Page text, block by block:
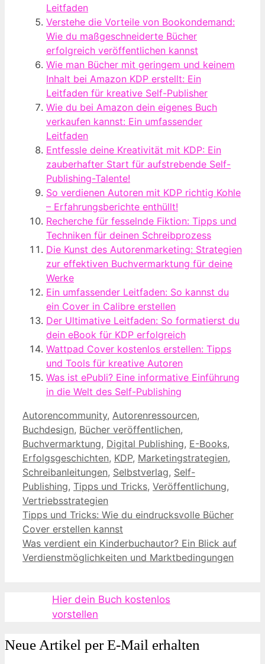
Leitfaden
Verstehe die Vorteile von Bookondemand:
Wie du maßgeschneiderte Bücher
erfolgreich veröffentlichen kannst
Wie man Bücher mit geringem und keinem
Inhalt bei Amazon KDP erstellt: Ein
Leitfaden für kreative Self-Publisher
Wie du bei Amazon dein eigenes Buch
verkaufen kannst: Ein umfassender
Leitfaden
Entfessle deine Kreativität mit KDP: Ein
zauberhafter Start für aufstrebende Self-
Publishing-Talente!
So verdienen Autoren mit KDP richtig Kohle
– Erfahrungsberichte enthüllt!
Recherche für fesselnde Fiktion: Tipps und
Techniken für deinen Schreibprozess
Die Kunst des Autorenmarketing: Strategien
zur effektiven Buchvermarktung für deine
Werke
Ein umfassender Leitfaden: So kannst du
ein Cover in Calibre erstellen
Der Ultimative Leitfaden: So formatierst du
dein eBook für KDP erfolgreich
Wattpad Cover kostenlos erstellen: Tipps
und Tools für kreative Autoren
Was ist ePubli? Eine informative Einführung
in die Welt des Self-Publishing
Kategorien
Autorencommunity, Autorenressourcen,
Buchdesign, Bücher veröffentlichen,
Buchvermarktung, Digital Publishing, E-Books,
Erfolgsgeschichten, KDP, Marketingstrategien,
Schreibanleitungen, Selbstverlag, Self-
Publishing, Tipps und Tricks, Veröffentlichung,
Vertriebsstrategien
Tipps und Tricks: Wie du eindrucksvolle Bücher
Cover erstellen kannst
Was verdient ein Kinderbuchautor? Ein Blick auf
Verdienstmöglichkeiten und Marktbedingungen
Hier dein Buch kostenlos
vorstellen
Neue Artikel per E-Mail erhalten